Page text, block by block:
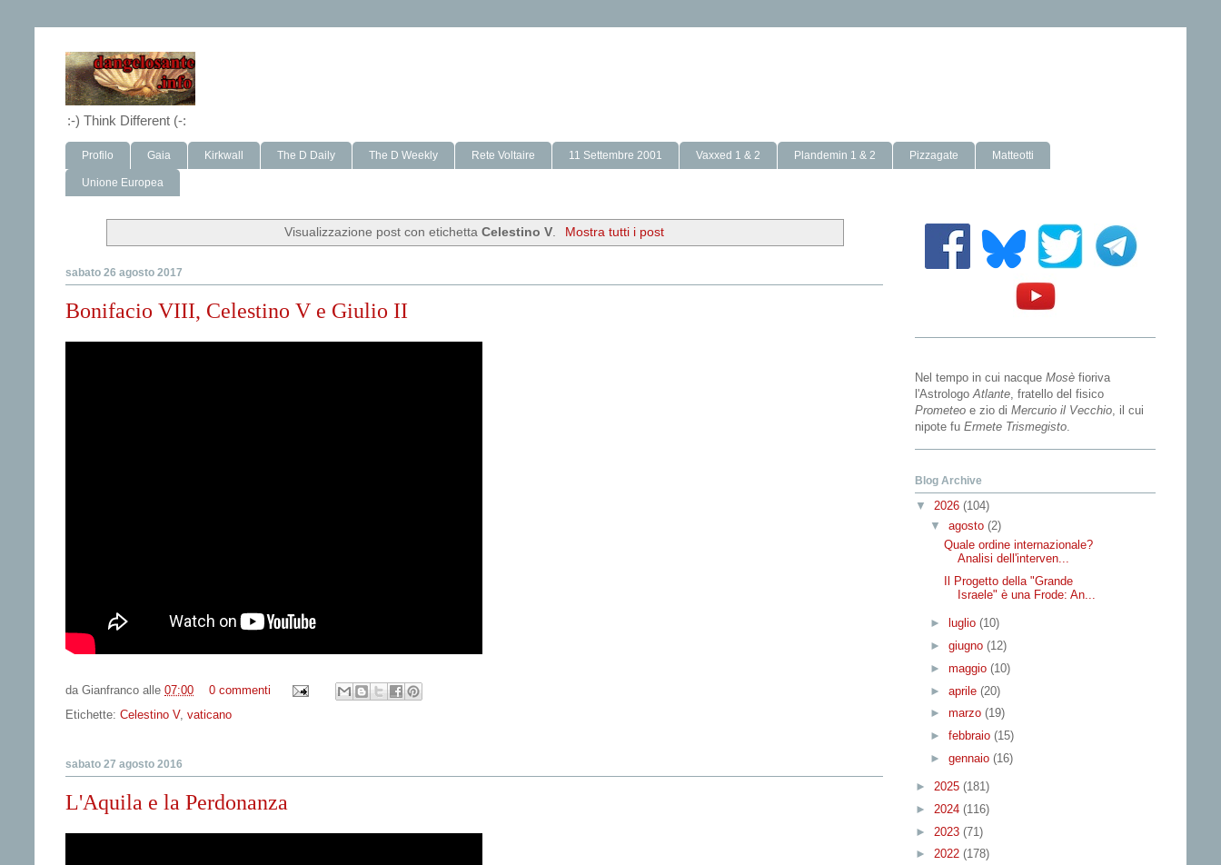
:-) Think Different (-:
Profilo Gaia Kirkwall The D Daily The D Weekly Rete Voltaire 11 Settembre 2001 Vaxxed 1 & 2 Plandemin 1 & 2 Pizzagate Matteotti
Unione Europea
Visualizzazione post con etichettaCelestino V Mostra tutti i post
sabato 26 agosto 2017
Bonifacio VIII, Celestino V e Giulio II
da Gianfranco alle 07:00
0 commenti
Etichette: Celestino V, vaticano
sabato 27 agosto 2016
L'Aquila e la Perdonanza
Nel tempo in cui nacque Mosè fioriva
l'Astrologo Atlante , fratello del fisico
Prometeo e zio di Mercurio il Vecchio , il cui
nipote fu Ermete Trismegisto
Blog Archive
▼ 2026 (104)
▼ agosto (2)
Quale ordine internazionale?
Analisi dell'interven...
Il Progetto della "Grande
Israele" è una Frode: An...
► luglio (10)
► giugno (12)
► maggio (10)
► aprile (20)
► marzo (19)
► febbraio (15)
► gennaio (16)
► 2025 (181)
► 2024 (116)
► 2023 (71)
► 2022 (178)